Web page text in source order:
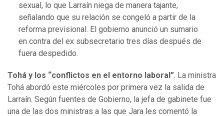
sexual, lo que Larraín niega de manera tajante,
señalando que su relación se congeló a partir de la
reforma previsional. El gobierno anunció un sumario
en contra del ex subsecretario tres días después de
fuera despedido.
Tohá y los “conflictos en el entorno laboral”. La ministra
Tohá abordó este miércoles por primera vez la salida de
Larraín. Según fuentes de Gobierno, la jefa de gabinete fue
una de las dos ministras a las que Jara les comentó la